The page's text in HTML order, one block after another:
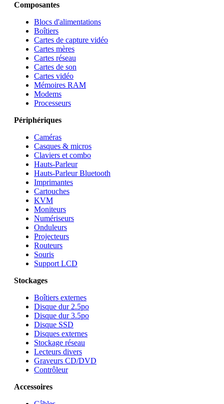
Composantes
Blocs d'alimentations
Boîtiers
Cartes de capture vidéo
Cartes mères
Cartes réseau
Cartes de son
Cartes vidéo
Mémoires RAM
Modems
Processeurs
Périphériques
Caméras
Casques & micros
Claviers et combo
Hauts-Parleur
Hauts-Parleur Bluetooth
Imprimantes
Cartouches
KVM
Moniteurs
Numériseurs
Onduleurs
Projecteurs
Routeurs
Souris
Support LCD
Stockages
Boîtiers externes
Disque dur 2.5po
Disque dur 3.5po
Disque SSD
Disques externes
Stockage réseau
Lecteurs divers
Graveurs CD/DVD
Contrôleur
Accessoires